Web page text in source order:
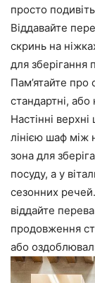
просто
Віддавайте
скринь на
для зберігання
Пам’ятайте
стандартні,
Настінні
лінією шаф між
зона для
посуду, а у
сезонних
віддайте
продовження
або